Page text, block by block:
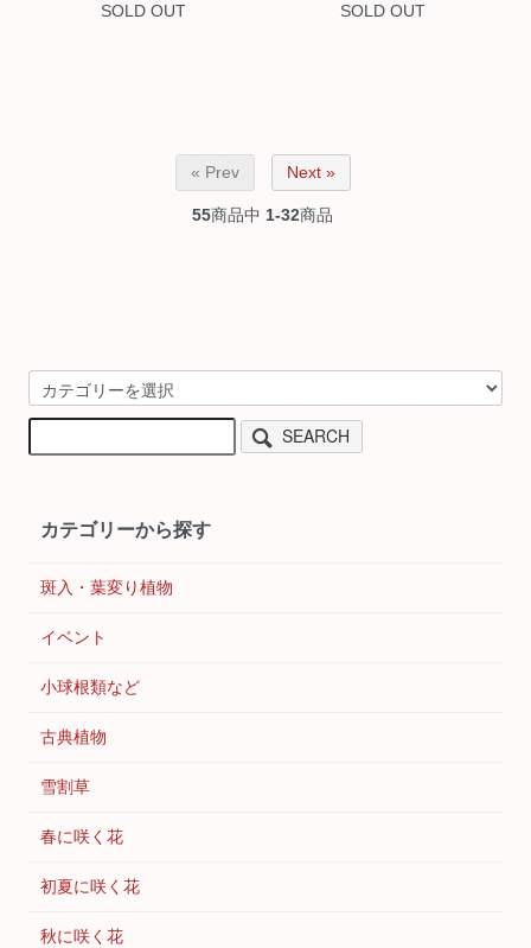
SOLD OUT SOLD OUT
« Prev Next »
55商品中 1-32商品
SEARCH
カテゴリーから探す
斑入・葉変り植物
イベント
小球根類など
古典植物
雪割草
春に咲く花
初夏に咲く花
秋に咲く花